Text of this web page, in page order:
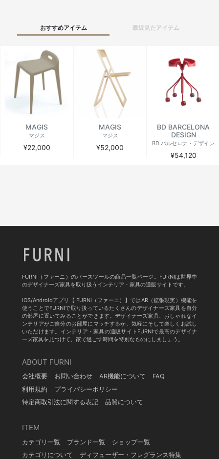
おすすめアイテム 最近見たアイテム
MAGIS
マジス
¥22,000
MAGIS
マジス
¥52,000
BD BARCELONA
DESIGN
BD バルセロナ・デザイン
¥54,120
FURNI（ファーニ）のバースツールの商品一覧ページ。FURNIは世界中
のデザイナーズ家具を取り扱うインテリア・家具の通販サイトです。
iOS/Androidアプリ【 FURNI（ファーニ）】ではAR（拡張現実）機能を
使うことでFURNIで取り扱っているたくさんのデザイナーズ家具を自分
の部屋に置いてみることができます。デザイナーズ家具、おしゃれなイ
ンテリアがご自分のお部屋にマッチするか、気軽にそして楽しくお試し
いただけます。インテリア・家具の通販サイトFURNIで最高のデザイナ
ーズ家具を見つけて、家で過ごす時間を特別なものにしましょう。
ABOUT FURNI
会社概要 お問い合わせ AR機能について
FAQ
利用規約
プライバシーポリシー
特定商取引法に関する表記
品質について
ITEM
カテゴリ一覧 ブランド一覧
ショップ一覧
カテゴリについて
ディフューザー・フレグランス特集